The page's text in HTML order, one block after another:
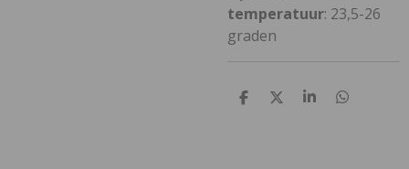
temperatuur: 23,5-26
graden
D
D
S
D